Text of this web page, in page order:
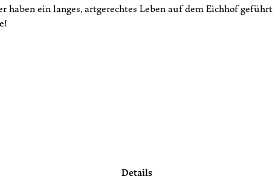
ein langes, artgerechtes Leben auf dem Eichhof geführt
Details